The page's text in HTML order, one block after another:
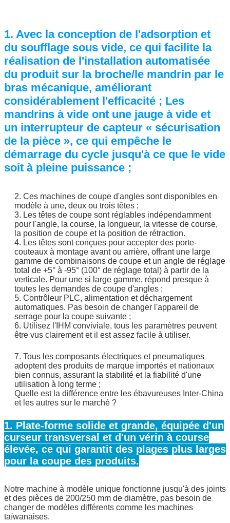
1. Avec la conception de l'adsorption et
du soufflage sous vide, ce qui facilite la
réalisation de l'installation automatisée
du produit sur la broche/le mandrin par le
bras mécanique, améliorant
considérablement l'efficacité ; Les
mandrins à vide ont une jauge à vide et
un interrupteur de capteur « sécurisation
de la pièce », ce qui empêche le
démarrage du cycle jusqu'à ce que le vide
soit à pleine puissance ;
2. Ces machines de coupe d'angles sont disponibles en
modèle à une, deux ou trois têtes ;
3. Les têtes de coupe sont réglables indépendamment
pour l'angle, la course, la longueur, la vitesse de course,
la position de coupe et la position de rétraction.
4. Les têtes sont conçues pour accepter des porte-
couteaux à montage avant ou arrière, offrant une large
gamme de combinaisons de coupe et un angle de réglage
total de +5° à -95° (100° de réglage total) à partir de la
verticale. Pour une si large gamme, répond presque à
toutes les demandes de coupe d'angles ;
5. Contrôleur PLC, alimentation et déchargement
automatiques. Pas besoin de changer l'appareil de
serrage pour la coupe suivante ;
6. Utilisez l'IHM conviviale, tous les paramètres peuvent
être vus clairement et il est assez facile à utiliser.
7. Tous les composants électriques et pneumatiques
adoptent des produits de marque importés et nationaux
bien connus, assurant la stabilité et la fiabilité d'une
utilisation à long terme ;
Quelle est la différence entre les ébavureuses Inter-China
et les autres sur le marché ?
1. Plate-forme solide et grande, équipée d'un
curseur transversal et d'un vérin à course
élevée, ce qui garantit des plages plus larges
pour la coupe des produits.
Notre machine à modèle unique fonctionne jusqu'à des joints
et des pièces de 200/250 mm de diamètre, pas besoin de
changer de modèles différents comme les machines
taïwanaises.